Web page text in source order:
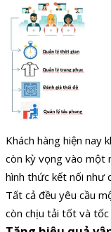
Khách hàng hiện nay
còn kỳ vọng vào một
hình thức kết nối như
Tất cả đều yêu cầu
còn chịu tải tốt và tốc